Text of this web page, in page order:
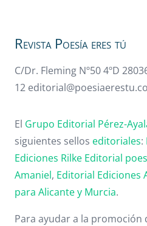
Revista Poesía eres tú
C/Dr. Fleming Nº50 4ºD
12
El Grupo Editorial Pérez-
siguientes sellos editoriales:
Ediciones Rilke Editorial
Amaniel, Editorial Ediciones
para Alicante y Murcia.
Para ayudar a la